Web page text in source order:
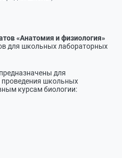
«Анатомия и физиология»
для школьных лабораторных
для
проведения школьных
курсам биологии: